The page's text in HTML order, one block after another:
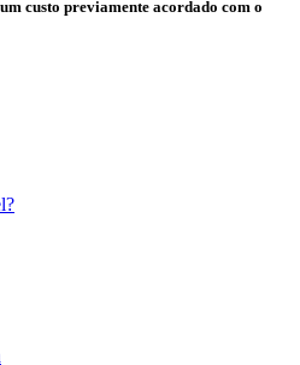
custo previamente acordado com o